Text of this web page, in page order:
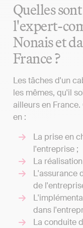
Quelles
l'expert-
Nonais et
France ?
Les tâches d'un
les mêmes, qu'il
ailleurs en
en :
La prise en
l'entreprise ;
La
L'assurance
de
dans
La conduite